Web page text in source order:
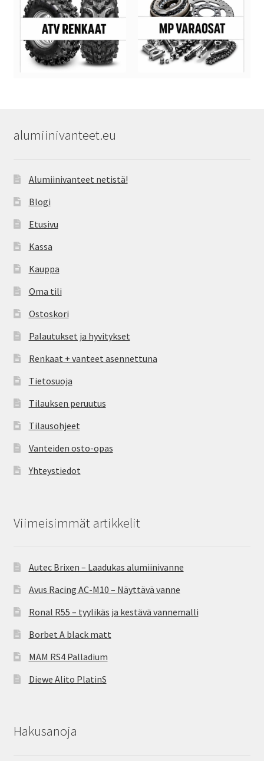
alumiinivanteet.eu
Alumiinivanteet netistä!
Blogi
Etusivu
Kassa
Kauppa
Oma tili
Ostoskori
Palautukset ja hyvitykset
Renkaat + vanteet asennettuna
Tietosuoja
Tilauksen peruutus
Tilausohjeet
Vanteiden osto-opas
Yhteystiedot
Viimeisimmät artikkelit
Autec Brixen – Laadukas alumiinivanne
Avus Racing AC-M10 – Näyttävä vanne
Ronal R55 – tyylikäs ja kestävä vannemalli
Borbet A black matt
MAM RS4 Palladium
Diewe Alito PlatinS
Hakusanoja